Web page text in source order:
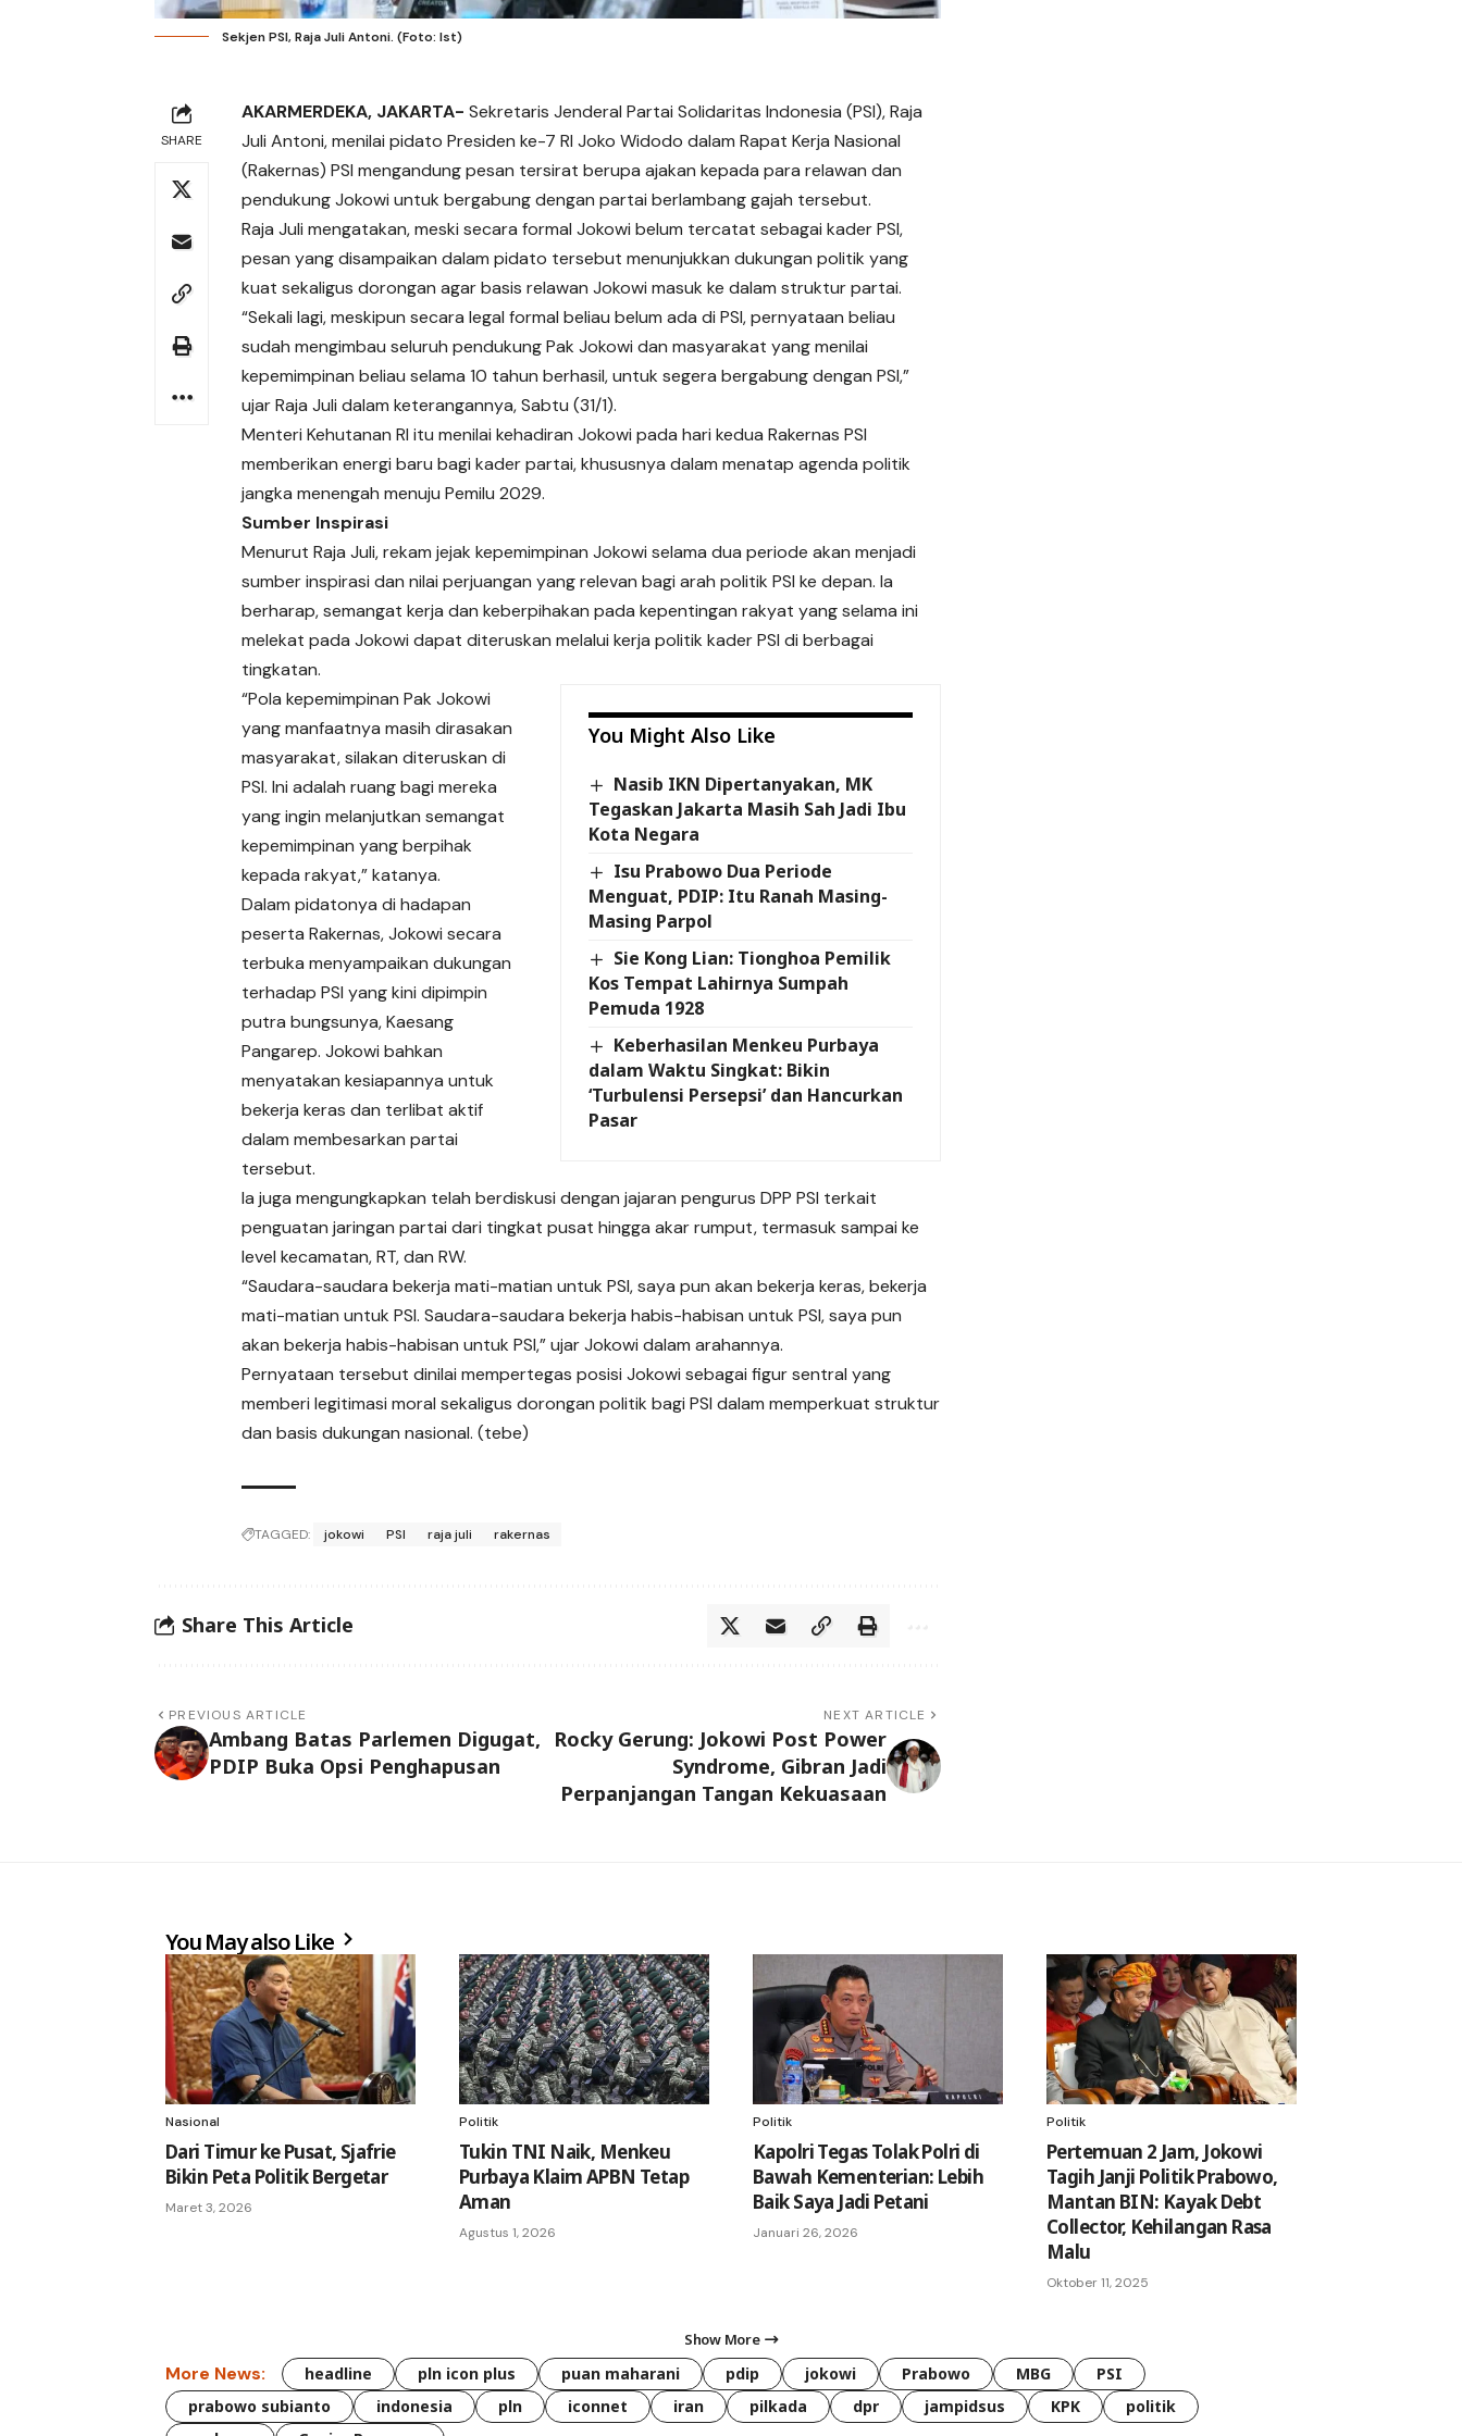
Sekjen PSI, Raja Juli Antoni. (Foto: Ist)
SHARE
AKARMERDEKA, JAKARTA- Sekretaris Jenderal Partai Solidaritas Indonesia (PSI), Raja
Juli Antoni, menilai pidato Presiden ke-7 RI Joko Widodo dalam Rapat Kerja Nasional
(Rakernas) PSI mengandung pesan tersirat berupa ajakan kepada para relawan dan
pendukung Jokowi untuk bergabung dengan partai berlambang gajah tersebut.
Raja Juli mengatakan, meski secara formal Jokowi belum tercatat sebagai kader PSI,
pesan yang disampaikan dalam pidato tersebut menunjukkan dukungan politik yang
kuat sekaligus dorongan agar basis relawan Jokowi masuk ke dalam struktur partai.
“Sekali lagi, meskipun secara legal formal beliau belum ada di PSI, pernyataan beliau
sudah mengimbau seluruh pendukung Pak Jokowi dan masyarakat yang menilai
kepemimpinan beliau selama 10 tahun berhasil, untuk segera bergabung dengan PSI,”
ujar Raja Juli dalam keterangannya, Sabtu (31/1).
Menteri Kehutanan RI itu menilai kehadiran Jokowi pada hari kedua Rakernas PSI
memberikan energi baru bagi kader partai, khususnya dalam menatap agenda politik
jangka menengah menuju Pemilu 2029.
Sumber Inspirasi
Menurut Raja Juli, rekam jejak kepemimpinan Jokowi selama dua periode akan menjadi
sumber inspirasi dan nilai perjuangan yang relevan bagi arah politik PSI ke depan. Ia
berharap, semangat kerja dan keberpihakan pada kepentingan rakyat yang selama ini
melekat pada Jokowi dapat diteruskan melalui kerja politik kader PSI di berbagai
tingkatan.
You Might Also Like
Nasib IKN Dipertanyakan, MK
Tegaskan Jakarta Masih Sah Jadi Ibu
Kota Negara
Isu Prabowo Dua Periode
Menguat, PDIP: Itu Ranah Masing-
Masing Parpol
Sie Kong Lian: Tionghoa Pemilik
Kos Tempat Lahirnya Sumpah
Pemuda 1928
Keberhasilan Menkeu Purbaya
dalam Waktu Singkat: Bikin
‘Turbulensi Persepsi’ dan Hancurkan
Pasar
“Pola kepemimpinan Pak Jokowi
yang manfaatnya masih dirasakan
masyarakat, silakan diteruskan di
PSI. Ini adalah ruang bagi mereka
yang ingin melanjutkan semangat
kepemimpinan yang berpihak
kepada rakyat,” katanya.
Dalam pidatonya di hadapan
peserta Rakernas, Jokowi secara
terbuka menyampaikan dukungan
terhadap PSI yang kini dipimpin
putra bungsunya, Kaesang
Pangarep. Jokowi bahkan
menyatakan kesiapannya untuk
bekerja keras dan terlibat aktif
dalam membesarkan partai
tersebut.
Ia juga mengungkapkan telah berdiskusi dengan jajaran pengurus DPP PSI terkait
penguatan jaringan partai dari tingkat pusat hingga akar rumput, termasuk sampai ke
level kecamatan, RT, dan RW.
“Saudara-saudara bekerja mati-matian untuk PSI, saya pun akan bekerja keras, bekerja
mati-matian untuk PSI. Saudara-saudara bekerja habis-habisan untuk PSI, saya pun
akan bekerja habis-habisan untuk PSI,” ujar Jokowi dalam arahannya.
Pernyataan tersebut dinilai mempertegas posisi Jokowi sebagai figur sentral yang
memberi legitimasi moral sekaligus dorongan politik bagi PSI dalam memperkuat struktur
dan basis dukungan nasional. (tebe)
TAGGED: jokowi PSI raja juli rakernas
Share This Article
PREVIOUS ARTICLE
Ambang Batas Parlemen Digugat,
PDIP Buka Opsi Penghapusan
NEXT ARTICLE
Rocky Gerung: Jokowi Post Power
Syndrome, Gibran Jadi
Perpanjangan Tangan Kekuasaan
You May also Like
Nasional
Dari Timur ke Pusat, Sjafrie
Bikin Peta Politik Bergetar
Maret 3, 2026
Politik
Tukin TNI Naik, Menkeu
Purbaya Klaim APBN Tetap
Aman
Agustus 1, 2026
Politik
Kapolri Tegas Tolak Polri di
Bawah Kementerian: Lebih
Baik Saya Jadi Petani
Januari 26, 2026
Politik
Pertemuan 2 Jam, Jokowi
Tagih Janji Politik Prabowo,
Mantan BIN: Kayak Debt
Collector, Kehilangan Rasa
Malu
Oktober 11, 2025
Show More
More News: headline pln icon plus puan maharani pdip jokowi Prabowo MBG
PSI
prabowo subianto
indonesia pln iconnet iran pilkada dpr jampidsus KPK
politik